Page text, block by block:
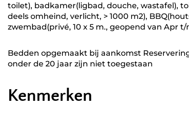
toilet), badkamer(ligbad, douche, wastafel),
deels omheind, verlicht, > 1000 m2),
zwembad(privé, 10 x 5 m., geopend van Apr
Bedden opgemaakt bij aankomst
onder de 20 jaar zijn niet toegestaan
Kenmerken